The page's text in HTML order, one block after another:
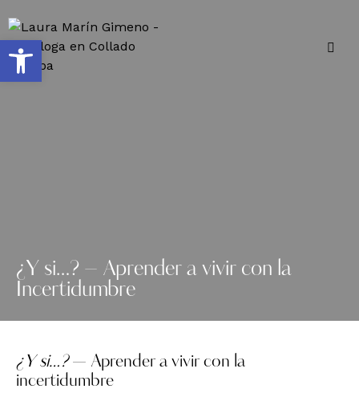
¿Y si…? – Aprender a vivir con la
Incertidumbre
¿Y si…?— Aprender a vivir con la
incertidumbre
Abrir barra de herramientas